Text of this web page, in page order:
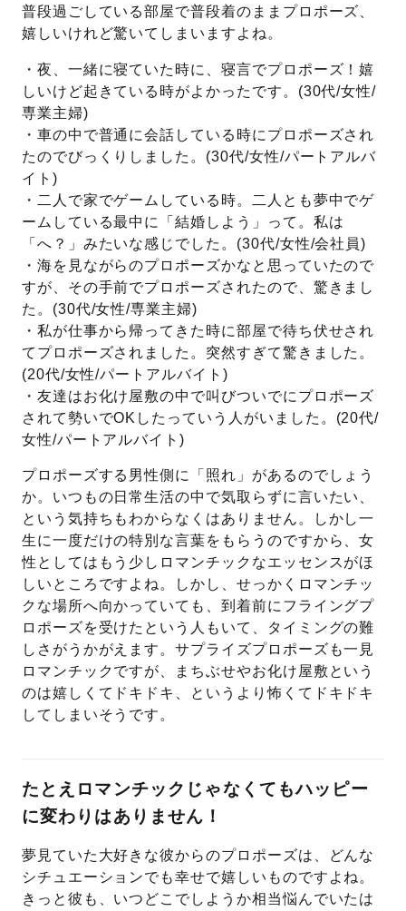
普段過ごしている部屋で普段着のままプロポーズ、
嬉しいけれど驚いてしまいますよね。
・夜、一緒に寝ていた時に、寝言でプロポーズ！嬉
しいけど起きている時がよかったです。 (30代/女性/
専業主婦)
・車の中で普通に会話している時にプロポーズされ
たのでびっくりしました。 (30代/女性/パートアルバ
イト )
・二人で家でゲームしている時。二人とも夢中でゲ
ームしている最中に「結婚しよう」って。私は
「へ？」みたいな感じでした。 (30代/女性/会社員)
・海を見ながらのプロポーズかなと思っていたので
すが、その手前でプロポーズされたので、驚きまし
た。 (30代/女性/専業主婦)
・私が仕事から帰ってきた時に部屋で待ち伏せされ
てプロポーズされました。突然すぎて驚きました。
(20代/女性/パートアルバイト )
・友達はお化け屋敷の中で叫びついでにプロポーズ
されて勢いでOK したっていう人がいました。 (20代/
女性/パートアルバイト)
プロポーズする男性側に「照れ」があるのでしょう
か。いつもの日常生活の中で気取らずに言いたい、
という気持ちもわからなくはありません。しかし一
生に一度だけの特別な言葉をもらうのですから、女
性としてはもう少しロマンチックなエッセンスがほ
しいところですよね。しかし、せっかくロマンチッ
クな場所へ向かっていても、到着前にフライングプ
ロポーズを受けたという人もいて、タイミングの難
しさがうかがえます。サプライズプロポーズも一見
ロマンチックですが、まちぶせやお化け屋敷という
のは嬉しくてドキドキ、というより怖くてドキドキ
してしまいそうです。
たとえロマンチックじゃなくてもハッピー
に変わりはありません！
夢見ていた大好きな彼からのプロポーズは、どんな
シチュエーションでも幸せで嬉しいものですよね。
きっと彼も、いつどこでしようか相当悩んでいたは
言葉
Follow us on